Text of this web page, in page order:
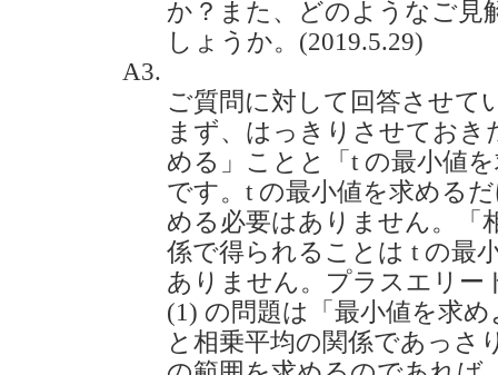
か？また、どのようなご見
しょうか。(2019.5.29)
A3.
ご質問に対して回答させて
まず、はっきりさせておき
める」ことと「t の最小値
です。t の最小値を求める
める必要はありません。「
係で得られることは t の最
ありません。プラスエリー
(1) の問題は「最小値を求
と相乗平均の関係であっさ